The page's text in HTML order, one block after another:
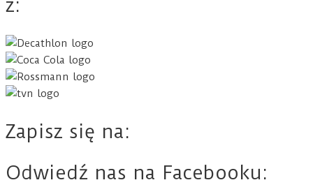
z:
Zapisz się na:
Odwiedź nas na Facebooku: